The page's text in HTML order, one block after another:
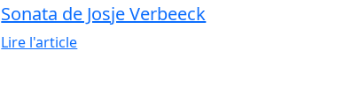
Sonata de Josje Verbeeck
Lire l'article